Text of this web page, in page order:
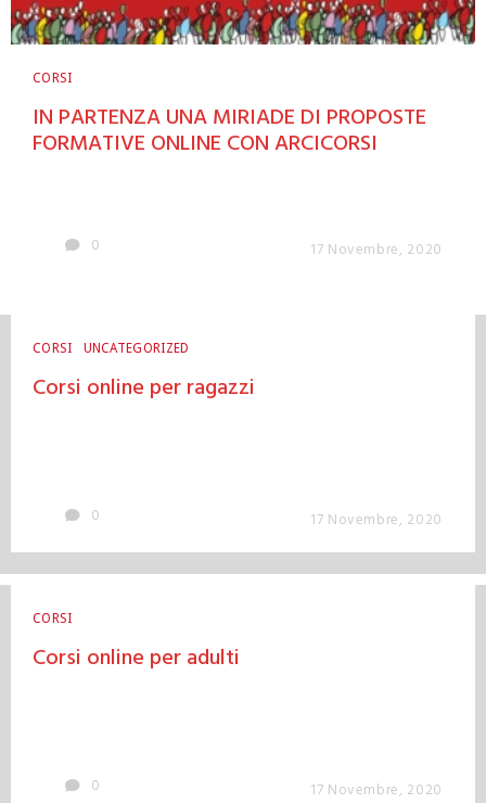
CORSI
IN PARTENZA UNA MIRIADE DI PROPOSTE
FORMATIVE ONLINE CON ARCICORSI
0 17 Novembre, 2020
CORSI UNCATEGORIZED
Corsi online per ragazzi
0 17 Novembre, 2020
CORSI
Corsi online per adulti
0 17 Novembre, 2020